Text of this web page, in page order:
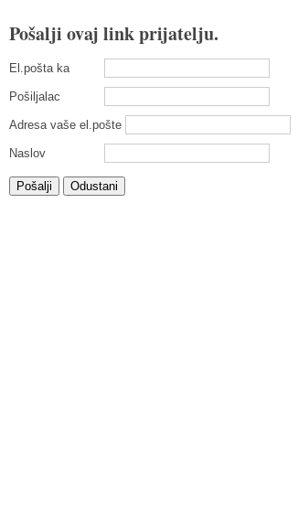
Pošalji ovaj link prijatelju.
El.pošta ka
Pošiljalac
Adresa vaše el.pošte
Naslov
Pošalji Odustani